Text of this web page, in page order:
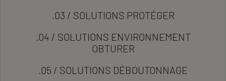
.03 / SOLUTIONS PROTÉGER
.04 / SOLUTIONS ENVIRONNEMENT
OBTURER
.05 / SOLUTIONS DÉBOUTONNAGE